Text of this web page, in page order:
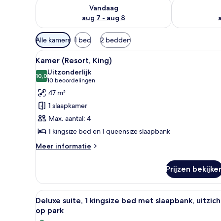
Vandaag
aug 7 - aug 8
Beschikbare
filters
voor
kamers
Alle kamers 1 bed 2 bedden
Alle
foto's
voor
Kamer
(Resort,
King)
laden
Een hotelkamer met een
2
Kamer (Resort, King)
10,010,0 van 10
Uitzonderlijk
10 beoordelingen
(10
beoordelingen)
47 m²
1 slaapkamer
Max. aantal: 4
1 kingsize bed en 1 queensize slaapbank
Meer informatie
Meer
(Resort,
King)
Prijzen
Alle
foto's
voor
Een moderne woonkamer
7
Deluxe suite, 1 kingsize bed met slaapbank,
op park